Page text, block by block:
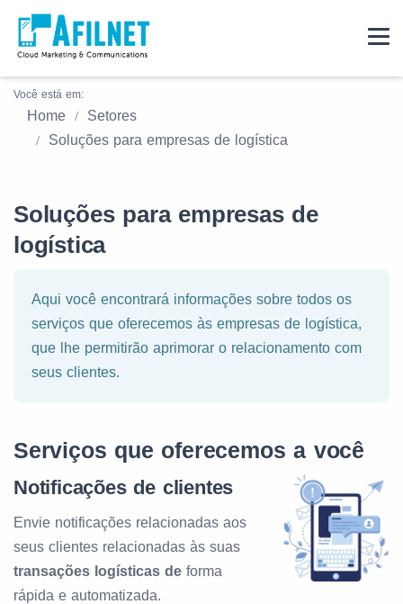
Você está em:
Home
Setores
Soluções para empresas de logística
Soluções para empresas de
logística
Aqui você encontrará informações sobre todos os
serviços que oferecemos às empresas de logística,
que lhe permitirão aprimorar o relacionamento com
seus clientes.
Serviços que oferecemos a você
Notificações de clientes
Envie notificações relacionadas aos
seus clientes relacionadas às suas
transações logísticas de forma
rápida e automatizada.